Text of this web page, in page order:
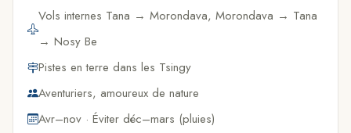
Vols internes Tana → Morondava, Morondava → Tana
→ Nosy Be
Pistes en terre dans les Tsingy
Aventuriers, amoureux de nature
Avr–nov · Éviter déc–mars (pluies)